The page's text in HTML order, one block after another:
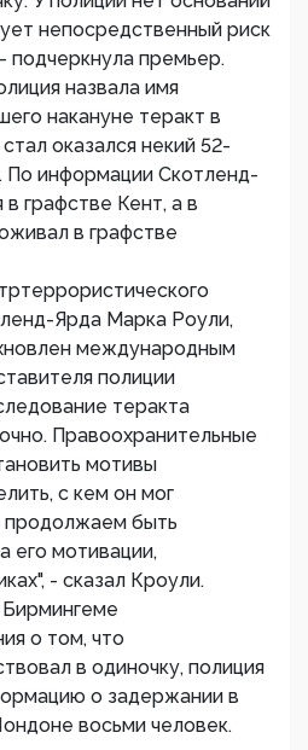
непосредственный риск
подчеркнула премьер.
назвала имя
накануне теракт в
оказался некий 52-
По информации Скотленд-
графстве Кент, а в
в графстве
Ярда Марка Роули,
международным
полиции
теракта
Правоохранительные
мотивы
с кем он мог
продолжаем быть
его мотивации,
- сказал Кроули.
о том, что
в одиночку, полиция
о задержании в
восьми человек.